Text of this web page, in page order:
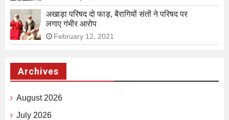
अखाड़ा परिषद दो फाड़, बैरागियों संतों ने परिषद पर
लगाए गंभीर आरोप
February 12, 2021
Archives
August 2026
July 2026